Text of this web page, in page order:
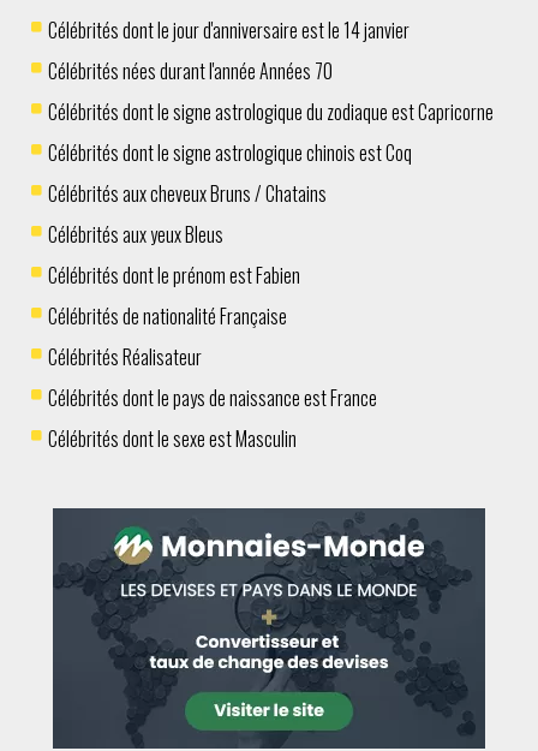
Célébrités dont le jour d'anniversaire est le 14 janvier
Célébrités nées durant l'année Années 70
Célébrités dont le signe astrologique du zodiaque est Capricorne
Célébrités dont le signe astrologique chinois est Coq
Célébrités aux cheveux Bruns / Chatains
Célébrités aux yeux Bleus
Célébrités dont le prénom est Fabien
Célébrités de nationalité Française
Célébrités Réalisateur
Célébrités dont le pays de naissance est France
Célébrités dont le sexe est Masculin